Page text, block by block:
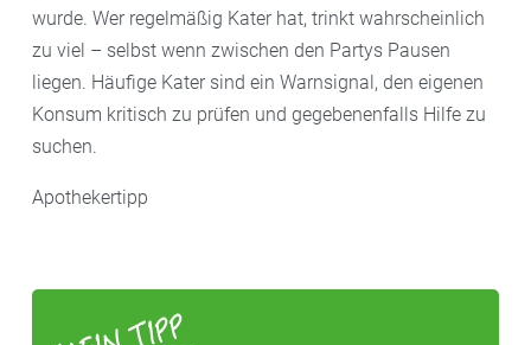
wurde. Wer regelmäßig Kater hat, trinkt wahrscheinlich
zu viel – selbst wenn zwischen den Partys Pausen
liegen. Häufige Kater sind ein Warnsignal, den eigenen
Konsum kritisch zu prüfen und gegebenenfalls Hilfe zu
suchen.
Apothekertipp